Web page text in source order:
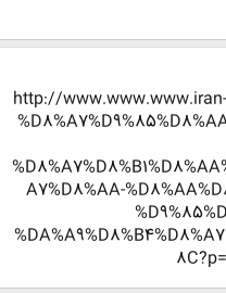
http://
A7%D8%AA-